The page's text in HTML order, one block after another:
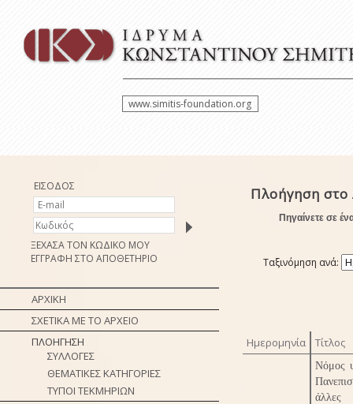
www.simitis-foundation.org
ΕΙΣΟΔΟΣ
ΞΕΧΑΣΑ ΤΟΝ ΚΩΔΙΚΟ ΜΟΥ
ΕΓΓΡΑΦΗ ΣΤΟ ΑΠΟΘΕΤΗΡΙΟ
ΑΡΧΙΚΗ
ΣΧΕΤΙΚΑ ΜΕ ΤΟ ΑΡΧΕΙΟ
ΠΛΟΗΓΗΣΗ
ΣΥΛΛΟΓΕΣ
ΘΕΜΑΤΙΚΕΣ ΚΑΤΗΓΟΡΙΕΣ
ΤΥΠΟΙ ΤΕΚΜΗΡΙΩΝ
Πλοήγηση
Πηγαίνετε σε
Ταξινόμηση ανά:
Ημερομηνία Τίτλος
Νόμος